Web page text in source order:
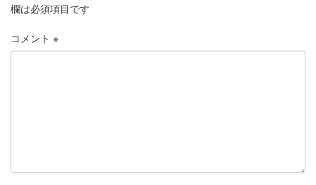
欄は必須項目です
コメント ※